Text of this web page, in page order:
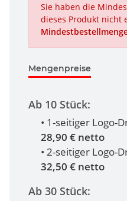
Sie haben die
dieses Produkt nicht
Mengenpreise
Ab 10 Stück:
• 1-seitiger Logo-
28,90 € netto
• 2-seitiger Logo-
32,50 € netto
Ab 30 Stück: